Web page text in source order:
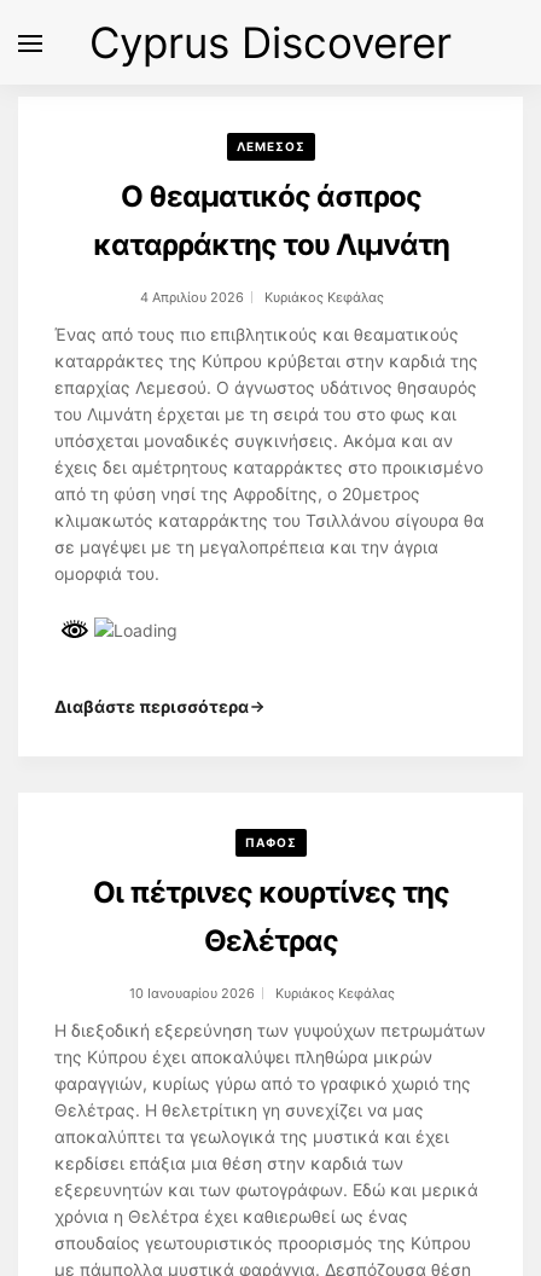
Cyprus Discoverer
ΛΕΜΕΣΟΣ
Ο θεαματικός άσπρος
καταρράκτης του Λιμνάτη
4 Απριλίου 2026 Κυριάκος Κεφάλας
Ένας από τους πιο επιβλητικούς και θεαματικούς
καταρράκτες της Κύπρου κρύβεται στην καρδιά της
επαρχίας Λεμεσού. Ο άγνωστος υδάτινος θησαυρός
του Λιμνάτη έρχεται με τη σειρά του στο φως και
υπόσχεται μοναδικές συγκινήσεις. Ακόμα και αν
έχεις δει αμέτρητους καταρράκτες στο προικισμένο
από τη φύση νησί της Αφροδίτης, ο 20μετρος
κλιμακωτός καταρράκτης του Τσιλλάνου σίγουρα θα
σε μαγέψει με τη μεγαλοπρέπεια και την άγρια
ομορφιά του.
Διαβάστε περισσότερα
ΠΑΦΟΣ
Οι πέτρινες κουρτίνες της
Θελέτρας
10 Ιανουαρίου 2026 Κυριάκος Κεφάλας
Η διεξοδική εξερεύνηση των γυψούχων πετρωμάτων
της Κύπρου έχει αποκαλύψει πληθώρα μικρών
φαραγγιών, κυρίως γύρω από το γραφικό χωριό της
Θελέτρας. Η θελετρίτικη γη συνεχίζει να μας
αποκαλύπτει τα γεωλογικά της μυστικά και έχει
κερδίσει επάξια μια θέση στην καρδιά των
εξερευνητών και των φωτογράφων. Εδώ και μερικά
χρόνια η Θελέτρα έχει καθιερωθεί ως ένας
σπουδαίος γεωτουριστικός προορισμός της Κύπρου
με πάμπολλα μυστικά φαράγγια. Δεσπόζουσα θέση